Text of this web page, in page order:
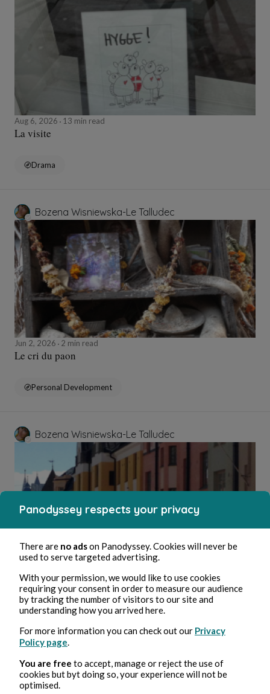
Aug 6, 2026 13 min read
La visite
Drama
Bozena Wisniewska-Le Talludec
Jun 2, 2026 2 min read
Le cri du paon
Personal Development
Bozena Wisniewska-Le Talludec
6 min read
Pensées vagabondes
Travel
Panodyssey respects your privacy
There are no adson Panodyssey. Cookies will never be
used to serve targeted advertising.
With your permission, we would like to use cookies
requiring your consent in order to measure our audience
by tracking the number of visitors to our site and
understanding how you arrived here.
For more information you can check out our Privacy
Policy page.
You are free to accept, manage or reject the use of
cookies but byt doing so, your experience will not be
optimised.